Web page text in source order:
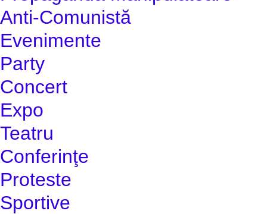
Anti-Comunistă
Evenimente
Party
Concert
Expo
Teatru
Conferinţe
Proteste
Sportive